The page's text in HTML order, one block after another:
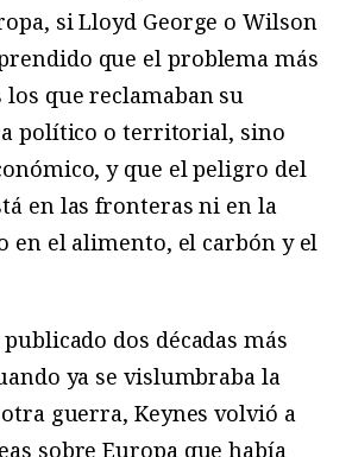
si Lloyd George o Wilson
que el problema más
los que reclamaban su
político o territorial, sino
y que el peligro del
en las fronteras ni en la
en el alimento, el carbón y el
dos décadas más
ya se vislumbraba la
guerra, Keynes volvió a
sobre Europa que había